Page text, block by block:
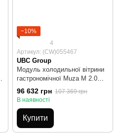
−10%
4
Артикул: (CW)055467
UBC Group
Модуль холодильної вітрини
гастрономічної Muza M 2.0
UBC
96 632 грн 107 369 грн
В наявності
Купити